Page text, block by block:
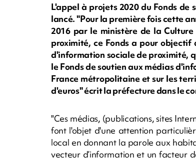
L'appel à projets 2020 du Fonds
lancé. "Pour la première fois cette
2016 par le ministère de la
proximité, ce Fonds a pour
d'information sociale de proximité,
le Fonds de soutien aux médias
France métropolitaine et sur les
d'euros" écrit la préfecture dans le
"Ces médias, (publications, sites
font l'objet d'une attention
local en donnant la parole aux
vecteur d’information et un facteur